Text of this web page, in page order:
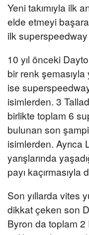
Yeni takımıyla ilk
elde etmeyi
ilk
10 yıl önceki
bir renk
ise
isimlerden. 3
birlikte toplam 6
bulunan son
isimlerden.
yarışlarında
payı
Son yıllarda vites
dikkat çeken son
Byron da toplam